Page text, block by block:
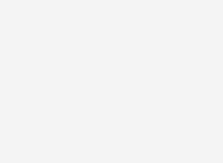
AT Comfort
kombinierter Wert der CO2-Emission: 132 g/km; CO2-
ALLGRIP Comfort
kombinierter Wert der CO2-Emission: 131 g/km; CO2-
ALLGRIP Comfort+
kombinierter Wert der CO2-Emission: 131 g/km; CO2-